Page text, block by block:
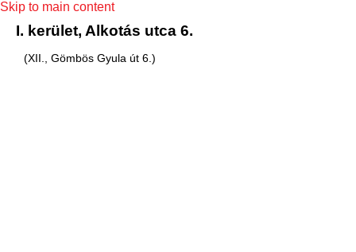
Skip to main content
I. kerület, Alkotás utca 6.
(XII., Gömbös Gyula út 6.)